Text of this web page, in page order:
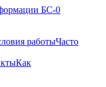
работыЧасто
Как